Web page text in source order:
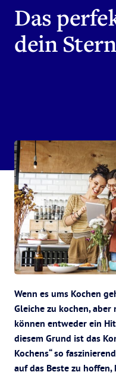
Das
dein
Wenn es ums Kochen
Gleiche zu kochen, aber
können entweder ein
diesem Grund ist das
Kochens“ so
auf das Beste zu